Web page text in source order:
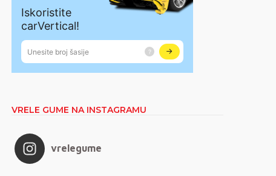
VRELE GUME NA INSTAGRAMU
vrelegume